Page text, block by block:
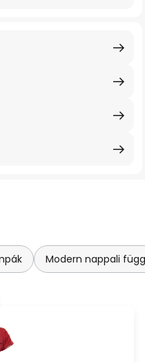
Modern nappali